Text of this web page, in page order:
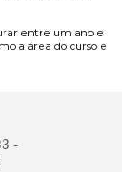
entre um ano e
a área do curso e
-